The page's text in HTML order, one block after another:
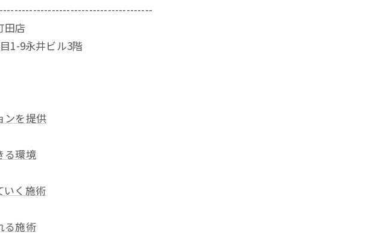
田店
1-9永井ビル3階
ンを提供
る環境
いく施術
る施術